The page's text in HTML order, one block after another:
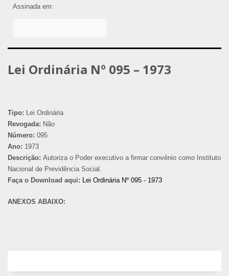
Assinada em:
Lei Ordinária Nº 095 – 1973
Tipo: Lei Ordinária
Revogada: Não
Número: 095
Ano: 1973
Descrição: Autoriza o Poder executivo a firmar convênio como Instituto
Nacional de Previdência Social.
Faça o Download aqui: Lei Ordinária Nº 095 - 1973
ANEXOS ABAIXO: